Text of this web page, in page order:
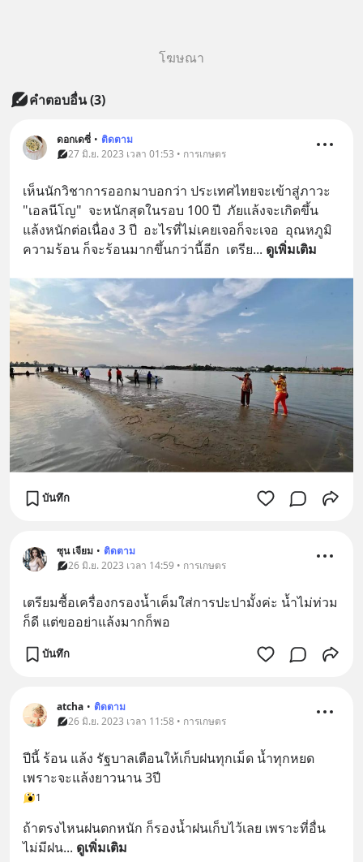
โฆษณา
คำตอบอื่น(3)
ดอกเดซี่ • ติดตาม
27 มิ.ย. 2023 เวลา 01:53 • การเกษตร
เห็นนักวิชาการออกมาบอกว่า ประเทศไทยจะเข้าสู่ภาวะ
"เอลนีโญ"  จะหนักสุดในรอบ 100 ปี  ภัยแล้งจะเกิดขึ้น
แล้งหนักต่อเนื่อง 3 ปี  อะไรที่ไม่เคยเจอก็จะเจอ  อุณหภูมิ
ความร้อน ก็จะร้อนมากขึ้นกว่านี้อีก  เตรีย... ดูเพิ่มเติม
บันทึก
ซุน เจียม • ติดตาม
26 มิ.ย. 2023 เวลา 14:59 • การเกษตร
เตรียมซื้อเครื่องกรองน้ำเค็มใส่การปะปามั้งค่ะ น้ำไม่ท่วม
ก็ดี แต่ขออย่าแล้งมากก็พอ
บันทึก
atcha • ติดตาม
26 มิ.ย. 2023 เวลา 11:58 • การเกษตร
ปีนี้ ร้อน แล้ง รัฐบาลเตือนให้เก็บฝนทุกเม็ด น้ำทุกหยด
เพราะจะแล้งยาวนาน 3ปี
1
ถ้าตรงไหนฝนตกหนัก ก็รองน้ำฝนเก็บไว้เลย เพราะที่อื่น
ไม่มีฝน... ดูเพิ่มเติม